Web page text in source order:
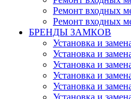
Ремонт входных
Ремонт входных
БРЕНДЫ ЗАМКОВ
Установка и
Установка и
Установка и
Установка и
Установка и